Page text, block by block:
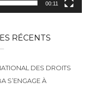
00:11
RÉCENTS
DES DROITS
S’ENGAGE À